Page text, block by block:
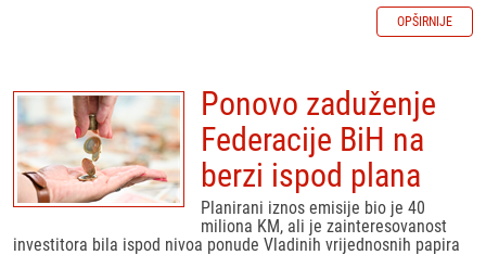
OPŠIRNIJE
Ponovo zaduženje
Federacije BiH na
berzi ispod plana
Planirani iznos emisije bio je 40
miliona KM, ali je zainteresovanost
investitora bila ispod nivoa ponude Vladinih vrijednosnih papira